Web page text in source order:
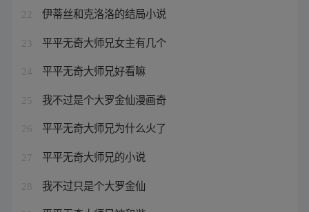
22 伊蒂丝和克洛洛的结局小说
23 平平无奇大师兄女主有几个
24 平平无奇大师兄好看嘛
25 我不过是个大罗金仙漫画奇
26 平平无奇大师兄为什么火了
27 平平无奇大师兄的小说
28 我不过只是个大罗金仙